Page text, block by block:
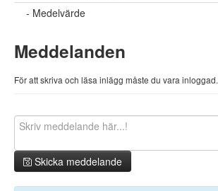
- Medelvärde
Meddelanden
För att skriva och läsa inlägg måste du vara inloggad.
Skicka meddelande